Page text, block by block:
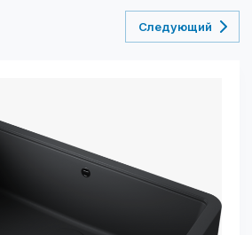
Следующий